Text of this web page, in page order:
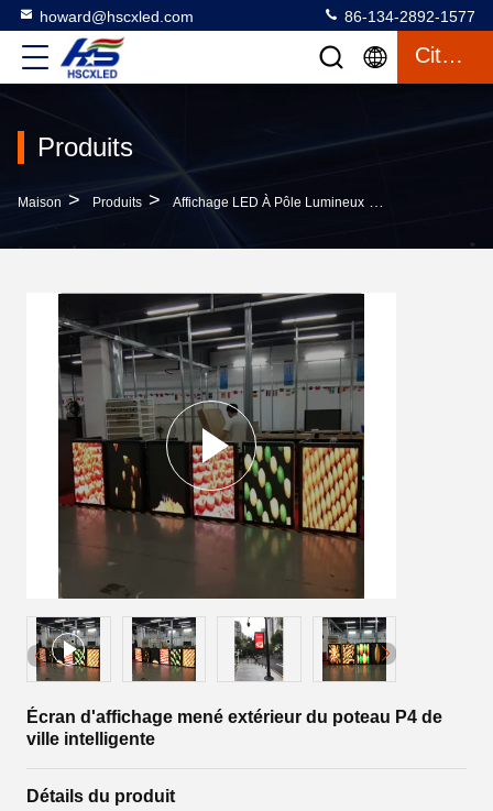
howard@hscxled.com 86-134-2892-1577
Citation
Produits
Maison > Produits > Affichage LED À Pôle Lumineux >
Écran d'affichage mené extérieur du poteau P4 de
ville intelligente
Détails du produit